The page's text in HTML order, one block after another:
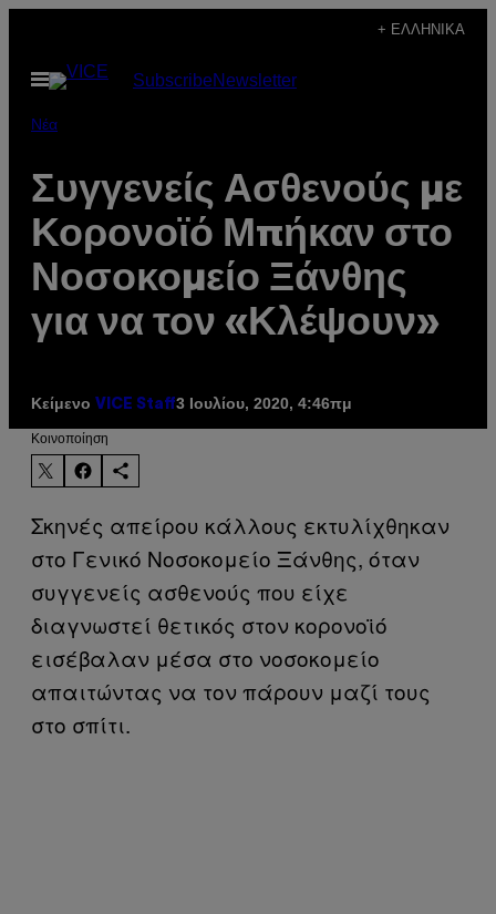
περιεχόμενο
+ ΕΛΛΗΝΙΚΆ
Ανοίξτε
το
SubscribeNewsletter
Νέα
Συγγενείς Ασθενούς με
Κορονοϊό Μπήκαν στο
Νοσοκομείο Ξάνθης
για να τον «Κλέψουν»
Κείμενο VICE Staff3 Ιουλίου, 2020, 4:46πμ
Kοινοποίηση
Σκηνές απείρου κάλλους εκτυλίχθηκαν
στο Γενικό Νοσοκομείο Ξάνθης, όταν
συγγενείς ασθενούς που είχε
διαγνωστεί θετικός στον κορονοϊό
εισέβαλαν μέσα στο νοσοκομείο
απαιτώντας να τον πάρουν μαζί τους
στο σπίτι.